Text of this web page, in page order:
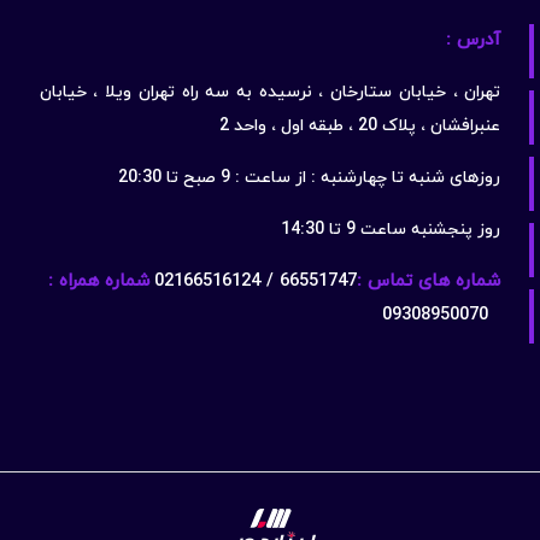
آدرس :
تهران ، خیابان ستارخان ، نرسیده به سه راه تهران ویلا ، خیابان
عنبرافشان ، پلاک 20 ، طبقه اول ، واحد 2
روزهای شنبه تا چهارشنبه : از ساعت : 9 صبح تا 20:30
روز پنجشنبه ساعت 9 تا 14:30
شماره های تماس :66551747 / 02166516124
شماره همراه :
09308950070